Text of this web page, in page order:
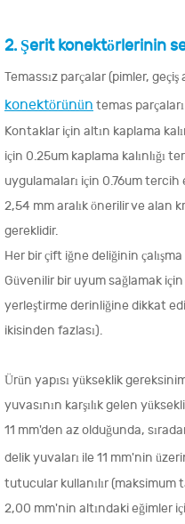
2. Şerit konektörlerinin
Temassız parçalar (pimler, geçiş
konektörünün temas
Kontaklar için altın kaplama
için 0.25um kaplama kalınlığı
uygulamaları için 0.76um tercih
2,54 mm aralık önerilir ve alan
gereklidir.
Her bir çift iğne deliğinin
Güvenilir bir uyum sağlamak
yerleştirme derinliğine dikkat
ikisinden fazlası).
Ürün yapısı yükseklik
yuvasının karşılık gelen
11 mm'den az olduğunda,
delik yuvaları ile 11 mm'nin
tutucular kullanılır (maksimum
2,00 mm'nin altındaki eğimler